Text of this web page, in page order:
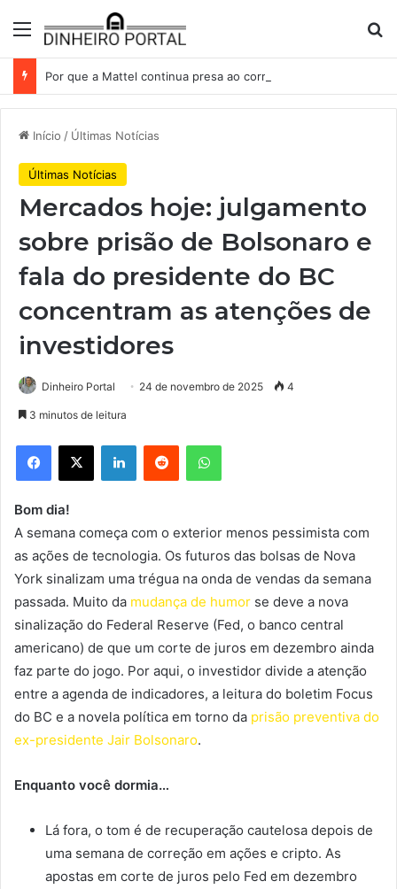
Menu
Início / Últimas Notícias
Últimas Notícias
Mercados hoje: julgamento
sobre prisão de Bolsonaro e
fala do presidente do BC
concentram as atenções de
investidores
Dinheiro Portal 24 de novembro de 2025 4
3 minutos de leitura
Facebook
X LinkedinReddit WhatsApp
Bom dia!
A semana começa com o exterior menos pessimista com
as ações de tecnologia. Os futuros das bolsas de Nova
York sinalizam uma trégua na onda de vendas da semana
passada. Muito da mudança de humor se deve a nova
sinalização do Federal Reserve (Fed, o banco central
americano) de que um corte de juros em dezembro ainda
faz parte do jogo. Por aqui, o investidor divide a atenção
entre a agenda de indicadores, a leitura do boletim Focus
do BC e a novela política em torno da prisão preventiva do
ex-presidente Jair Bolsonaro.
Enquanto você dormia…
Lá fora, o tom é de recuperação cautelosa depois de
uma semana de correção em ações e cripto. As
apostas em corte de juros pelo Fed em dezembro